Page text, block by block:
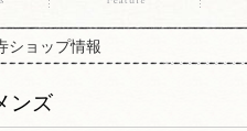
ショップ情報
ンズ